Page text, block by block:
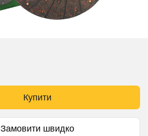
Купити
Замовити швидко